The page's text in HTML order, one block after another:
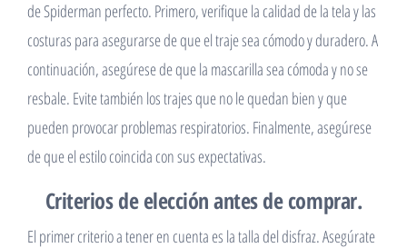
de Spiderman perfecto. Primero, verifique la calidad de la tela y las
costuras para asegurarse de que el traje sea cómodo y duradero. A
continuación, asegúrese de que la mascarilla sea cómoda y no se
resbale. Evite también los trajes que no le quedan bien y que
pueden provocar problemas respiratorios. Finalmente, asegúrese
de que el estilo coincida con sus expectativas.
Criterios de elección antes de comprar.
El primer criterio a tener en cuenta es la talla del disfraz. Asegúrate